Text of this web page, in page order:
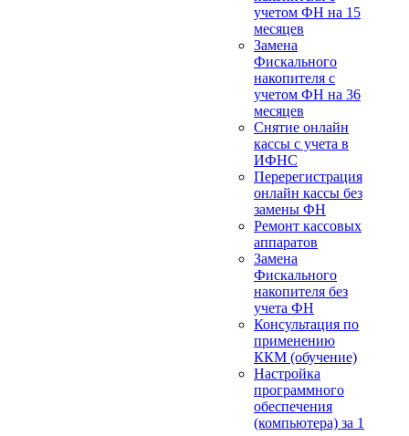
учетом ФН на 15
месяцев
Замена
Фискального
накопителя с
учетом ФН на 36
месяцев
Снятие онлайн
кассы с учета в
ИФНС
Перерегистрация
онлайн кассы без
замены ФН
Ремонт кассовых
аппаратов
Замена
Фискального
накопителя без
учета ФН
Консультация по
применению
ККМ (обучение)
Настройка
программного
обеспечения
(компьютера) за 1